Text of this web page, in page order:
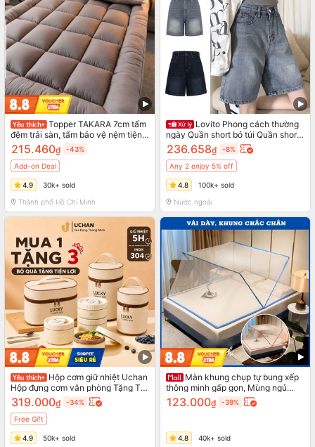
Topper TAKARA 7cm tấm
đệm trải sàn, tấm bảo vệ nệm tiện
nghi cao cấp không lo bị xẹp, đệm
văn phòng giường tầng ktx
215.460₫ -43%
Add-on Deal
4.9 30k+ sold
Thành phố Hồ Chí Minh
Lovito Phong cách thường
ngày Quần short bỏ túi Quần short
Denim xuân hè dành cho nữ
LNA19020 (Nhiều màu)
236.658₫ -8%
Any 2 enjoy 5% off
4.8 100k+ sold
Nước ngoài
Hộp cơm giữ nhiệt Uchan
Hộp đựng cơm văn phòng Tặng Túi,
Cà mên giữ nhiệt dùng được trong
lò vi sóng SP02
319.000₫ -34%
Free Gift
4.9 50k+ sold
Màn khung chụp tự bung xếp
thông minh gấp gọn, Mùng ngủ
chống muỗi tự bung người lớn
123.000₫ -39%
4.8 40k+ sold